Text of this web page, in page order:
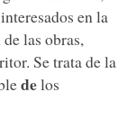
en la
las obras,
Se trata de la
delos